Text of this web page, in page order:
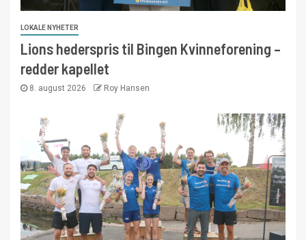
LOKALE NYHETER
Lions hederspris til Bingen Kvinneforening –
redder kapellet
8. august 2026 Roy Hansen